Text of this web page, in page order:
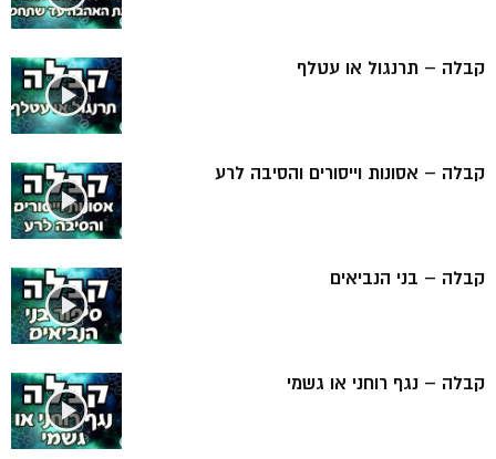
קבלה – תרנגול או עטלף
קבלה – אסונות וייסורים והסיבה לרע
קבלה – בני הנביאים
קבלה – נגף רוחני או גשמי